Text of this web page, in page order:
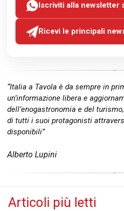
Iscriviti alla newsletter
Ricevi le principali
“Italia a Tavola è da sempre in
un’informazione libera e
dell’enogastronomia e del
di tutti i suoi protagonisti
disponibili”
Alberto Lupini
Articoli più letti